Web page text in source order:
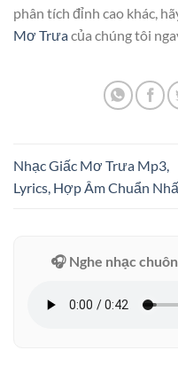
phân tích đỉnh cao khác,
Mơ Trưacủa chúng tôi
Nhạc Giấc Mơ Trưa Mp3,
Lyrics, Hợp Âm Chuẩn
🎧 Nghe nhạc